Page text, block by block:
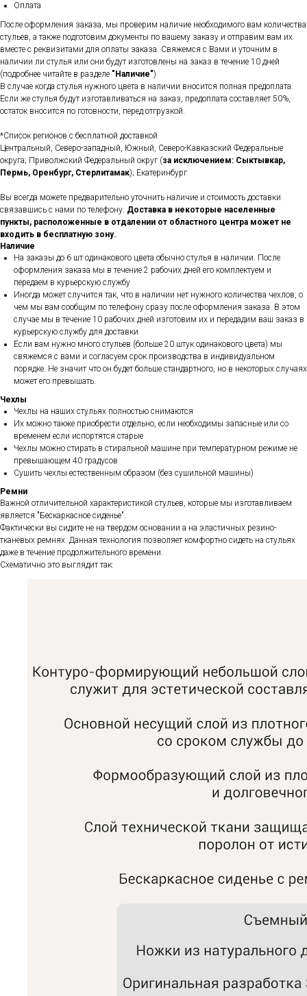
Оплата
После оформления заказа, мы проверим наличие необходимого вам количества
стульев, а также подготовим документы по вашему заказу и отправим вам их
вместе с реквизитами для оплаты заказа. Свяжемся с Вами и уточним в
наличии ли стулья или они будут изготовлены на заказ в течение 10 дней
(подробнее читайте в разделе "Наличие")
В случае когда стулья нужного цвета в наличии вносится полная предоплата.
Если же стулья будут изготавливаться на заказ, предоплата составляет 50%,
остаток вносится по готовности, перед отгрузкой.
*Список регионов с бесплатной доставкой
Центральный, Северо-западный, Южный, Северо-Кавказский Федеральные
округа; Приволжский Федеральный округ (за исключением: Сыктывкар,
Пермь, Оренбург, Стерлитамак); Екатеринбург
Вы всегда можете предварительно уточнить наличие и стоимость доставки
связавшись с нами по телефону. Доставка в некоторые населенные
пункты, расположенные в отдалении от областного центра может не
входить в бесплатную зону.
Наличие
На заказы до 6 шт одинакового цвета обычно стулья в наличии. После
оформления заказа мы в течение 2 рабочих дней его комплектуем и
передаем в курьерскую службу
Иногда может случится так, что в наличии нет нужного количества чехлов, о
чем мы вам сообщим по телефону сразу после оформления заказа. В этом
случае мы в течение 10 рабочих дней изготовим их и передадим ваш заказ в
курьерскую службу для доставки
Если вам нужно много стульев (больше 20 штук одинакового цвета) мы
свяжемся с вами и согласуем срок производства в индивидуальном
порядке. Не значит что он будет больше стандартного, но в некоторых случаях
может его превышать.
Чехлы
Чехлы на наших стульях полностью снимаются
Их можно также приобрести отдельно, если необходимы запасные или со
временем если испортятся старые
Чехлы можно стирать в стиральной машине при температурном режиме не
превышающем 40 градусов
Сушить чехлы естественным образом (без сушильной машины)
Ремни
Важной отличительной характеристикой стульев, которые мы изготавливаем
является "Бескаркасное сиденье".
Фактически вы сидите не на твердом основании а на эластичных резино-
тканевых ремнях. Данная технология позволяет комфортно сидеть на стульях
даже в течение продолжительного времени.
Схематично это выглядит так: